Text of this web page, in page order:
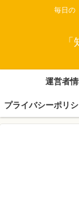
毎日の
運営者
プライバシーポリ